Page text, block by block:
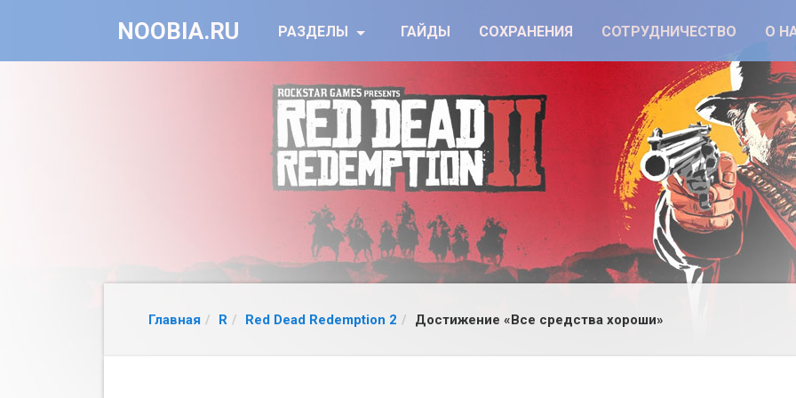
NOOBIA.RU РАЗДЕЛЫ ГАЙДЫ СОХРАНЕНИЯ СОТРУДНИЧЕСТВО О
Главная R Red Dead Redemption 2 Достижение «Все средства хороши»